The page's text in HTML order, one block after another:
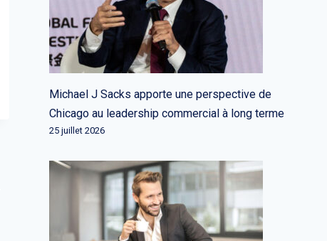
Michael J Sacks apporte une perspective de
Chicago au leadership commercial à long terme
25 juillet 2026